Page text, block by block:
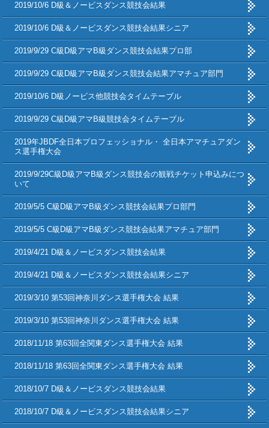
2019/10/6 D級＆ノービスダンス競技会結果
2019/10/6 D級＆ノービスダンス競技会結果シニア
2019/9/29 C級D級アマB級ダンス競技会結果プロ部
2019/9/29 C級D級アマB級ダンス競技会結果アマチュア部門
2019/10/6 D級ノービス他競技会タイムテーブル
2019/9/29 C級D級アマB級競技会タイムテーブル
2019年JBDF全日本プロフェッショナル・ 全日本アマチュアダン
ス選手権大会
2019/9/29C級D級アマB級ダンス競技会の観戦チケット申込みにつ
いて
2019/5/5 C級D級アマB級ダンス競技会結果プロ部門
2019/5/5 C級D級アマB級ダンス競技会結果アマチュア部門
2019/4/21 D級＆ノービスダンス競技会結果
2019/4/21 D級＆ノービスダンス競技会結果シニア
2019/3/10 第53回神奈川ダンス選手権大会 結果
2019/3/10 第53回神奈川ダンス選手権大会 結果
2018/11/18 第63回全関東ダンス選手権大会 結果
2018/11/18 第63回全関東ダンス選手権大会 結果
2018/10/7 D級＆ノービスダンス競技会結果
2018/10/7 D級＆ノービスダンス競技会結果シニア